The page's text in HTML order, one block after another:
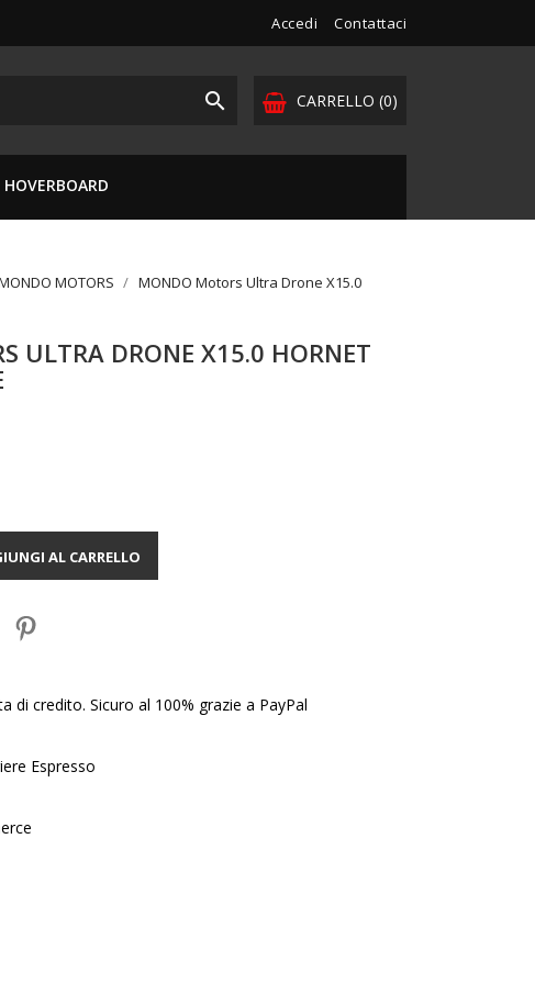
Accedi Contattaci
CARRELLO (0)

MOTORS
MONDO Motors Ultra Drone X15.0
ULTRA DRONE X15.0 HORNET
AL CARRELLO
di credito. Sicuro al 100% grazie a PayPal
Espresso